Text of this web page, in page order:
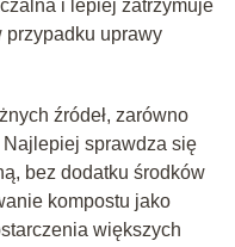
i lepiej zatrzymuje
przypadku uprawy
źródeł, zarówno
Najlepiej sprawdza się
bez dodatku środków
kompostu jako
większych